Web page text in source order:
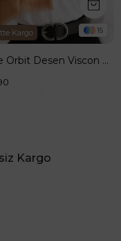
Armine Orbit Desen Viscon Şal 14
Kargo